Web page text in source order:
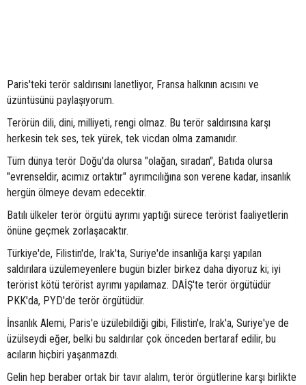
Paris'teki terör saldırısını lanetliyor, Fransa halkının acısını ve
üzüntüsünü paylaşıyorum.
Terörün dili, dini, milliyeti, rengi olmaz. Bu terör saldırısına karşı
herkesin tek ses, tek yürek, tek vicdan olma zamanıdır.
Tüm dünya terör Doğu'da olursa "olağan, sıradan", Batıda olursa
"evrenseldir, acımız ortaktır" ayrımcılığına son verene kadar, insanlık
hergün ölmeye devam edecektir.
Batılı ülkeler terör örgütü ayrımı yaptığı sürece terörist faaliyetlerin
önüne geçmek zorlaşacaktır.
Türkiye'de, Filistin'de, Irak'ta, Suriye'de insanlığa karşı yapılan
saldırılara üzülemeyenlere bugün bizler birkez daha diyoruz ki; iyi
terörist kötü terörist ayrımı yapılamaz. DAİŞ'te terör örgütüdür
PKK'da, PYD'de terör örgütüdür.
İnsanlık Alemi, Paris'e üzülebildiği gibi, Filistin'e, Irak'a, Suriye'ye de
üzülseydi eğer, belki bu saldırılar çok önceden bertaraf edilir, bu
acıların hiçbiri yaşanmazdı.
Gelin hep beraber ortak bir tavır alalım, terör örgütlerine karşı birlikte